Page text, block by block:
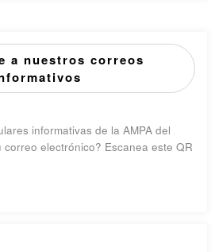
a nuestros correos
informativas de la AMPA del
electrónico? Escanea este QR